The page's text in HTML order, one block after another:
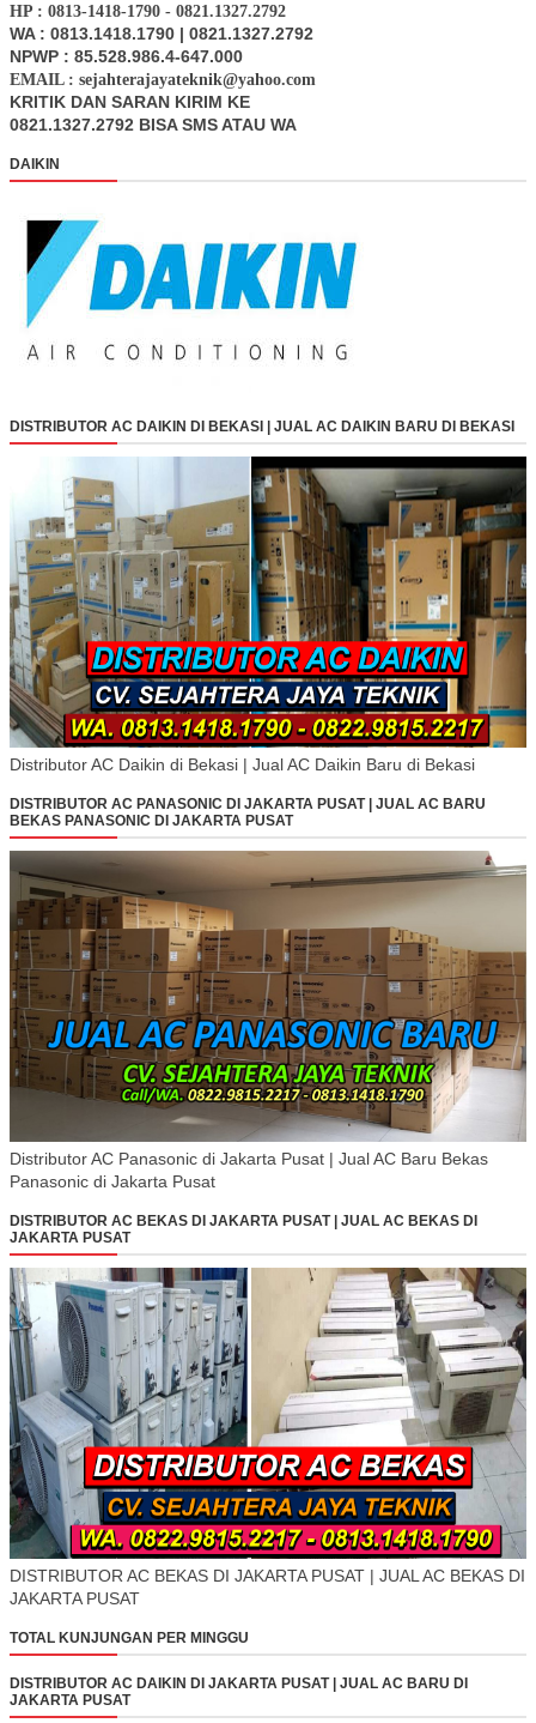
HP : 0813-1418-1790 - 0821.1327.2792
WA : 0813.1418.1790 | 0821.1327.2792
NPWP : 85.528.986.4-647.000
EMAIL : sejahterajayateknik@yahoo.com
KRITIK DAN SARAN KIRIM KE
0821.1327.2792 BISA SMS ATAU WA
DAIKIN
DISTRIBUTOR AC DAIKIN DI BEKASI | JUAL AC DAIKIN BARU DI BEKASI
Distributor AC Daikin di Bekasi | Jual AC Daikin Baru di Bekasi
DISTRIBUTOR AC PANASONIC DI JAKARTA PUSAT | JUAL AC BARU
BEKAS PANASONIC DI JAKARTA PUSAT
Distributor AC Panasonic di Jakarta Pusat | Jual AC Baru Bekas
Panasonic di Jakarta Pusat
DISTRIBUTOR AC BEKAS DI JAKARTA PUSAT | JUAL AC BEKAS DI
JAKARTA PUSAT
DISTRIBUTOR AC BEKAS DI JAKARTA PUSAT | JUAL AC BEKAS DI
JAKARTA PUSAT
TOTAL KUNJUNGAN PER MINGGU
DISTRIBUTOR AC DAIKIN DI JAKARTA PUSAT | JUAL AC BARU DI
JAKARTA PUSAT